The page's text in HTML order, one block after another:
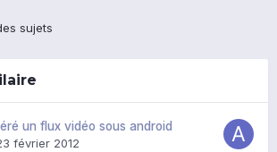
sujets
un flux vidéo sous android
février 2012